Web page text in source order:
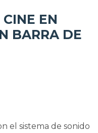
EN
BARRA DE
el sistema de sonido